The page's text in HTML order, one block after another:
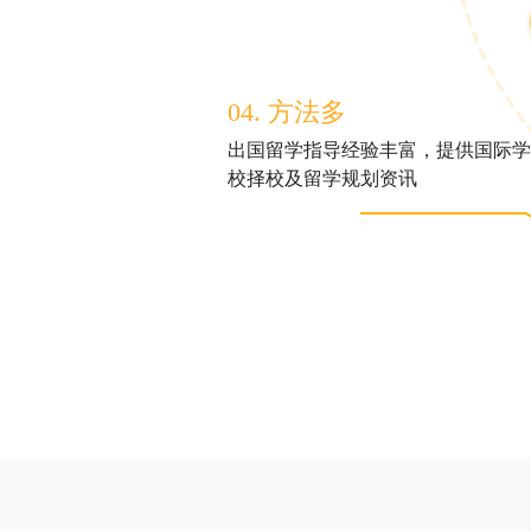
04. 方法多
出国留学指导经验丰富，提供国际学
校择校及留学规划资讯